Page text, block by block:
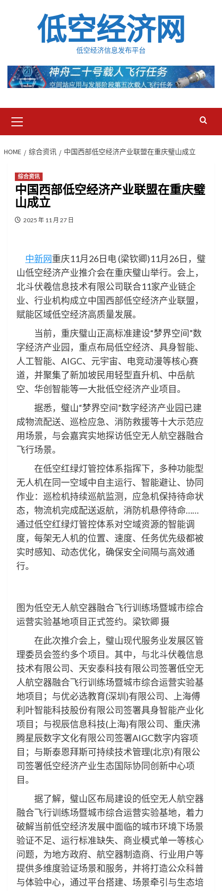
低空经济网
低空经济信息发布平台
Menu
HOME 综合资讯 中国西部低空经济产业联盟在重庆璧山成立
综合资讯
中国西部低空经济产业联盟在重庆璧
山成立
2025 年 11 月 27 日
中新网重庆11月26日电 (梁钦卿)11月26日，璧
山低空经济产业推介会在重庆璧山举行。会上，
北斗伏羲信息技术有限公司联合11家产业链企
业、行业机构成立中国西部低空经济产业联盟，
赋能区域低空经济高质量发展。
当前，重庆璧山正高标准建设“梦界空间”数
字经济产业园，重点布局低空经济、具身智能、
人工智能、AIGC、元宇宙、电竞动漫等核心赛
道，并聚集了新加坡民用轻型直升机、中岳航
空、华创智能等一大批低空经济产业项目。
据悉，璧山“梦界空间”数字经济产业园已建
成物流配送、巡检应急、消防救援等十大示范应
用场景，与会嘉宾实地探访低空无人航空器融合
飞行场景。
在低空红绿灯管控体系指挥下，多种功能型
无人机在同一空域中自主运行、智能避让、协同
作业：巡检机持续巡航监测，应急机保持待命状
态，物流机完成配送返航，消防机悬停待命……
通过低空红绿灯管控体系对空域资源的智能调
度，每架无人机的位置、速度、任务优先级都被
实时感知、动态优化，确保安全间隔与高效通
行。
图为低空无人航空器融合飞行训练场暨城市综合
运营实验基地项目正式签约。梁钦卿 摄
在此次推介会上，璧山现代服务业发展区管
理委员会签约多个项目。其中，与北斗伏羲信息
技术有限公司、天安泰科技有限公司签署低空无
人航空器融合飞行训练场暨城市综合运营实验基
地项目；与优必选教育(深圳)有限公司、上海傅
利叶智能科技股份有限公司签署具身智能产业化
项目；与视辰信息科技(上海)有限公司、重庆沸
腾星辰数字文化有限公司签署AIGC数字内容项
目；与斯泰恩拜斯可持续技术管理(北京)有限公
司签署低空经济产业生态国际协同创新中心项
目。
据了解，璧山区布局建设的低空无人航空器
融合飞行训练场暨城市综合运营实验基地，着力
破解当前低空经济发展中面临的城市环境下场景
验证不足、运行标准缺失、商业模式单一等核心
问题，为地方政府、航空器制造商、行业用户等
提供多维度验证场景和服务，并将打造公众科普
与体验中心，通过平台搭建、场景牵引与生态培